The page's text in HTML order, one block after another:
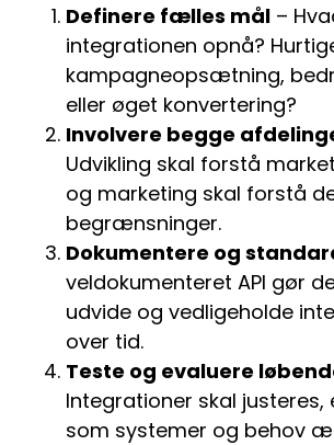
Definere fælles mål –
integrationen opnå?
kampagneopsætning,
eller øget konvertering?
Involvere begge
Udvikling skal forstå
og marketing skal forstå
begrænsninger.
Dokumentere og
veldokumenteret API gør
udvide og vedligeholde
over tid.
Teste og evaluere
Integrationer skal justeres,
som systemer og behov